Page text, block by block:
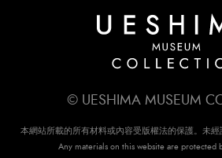
© UESHIMA MUSEUM
本網站所載的所有材料或內容受版權法的保護。未經
Any materials on this website are protected